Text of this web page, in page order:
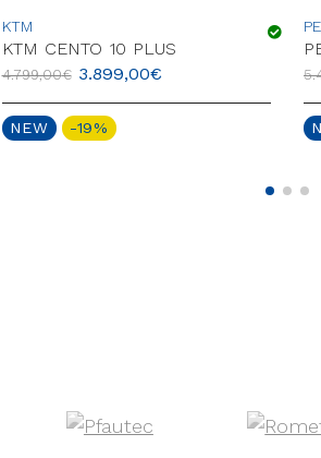
KTM
KTM CENTO 10 PLUS
4.799,00€ 3.899,00€
NEW -19%